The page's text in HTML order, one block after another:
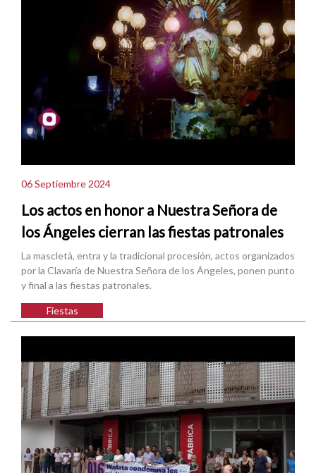
06 Septiembre 2024
Los actos en honor a Nuestra Señora de
los Ángeles cierran las fiestas patronales
La mascletà, entra y la tradicional procesión, actos organizados
por la Clavaría de Nuestra Señora de los Ángeles, ponen punto
y final a las fiestas patronales.
Fiestas